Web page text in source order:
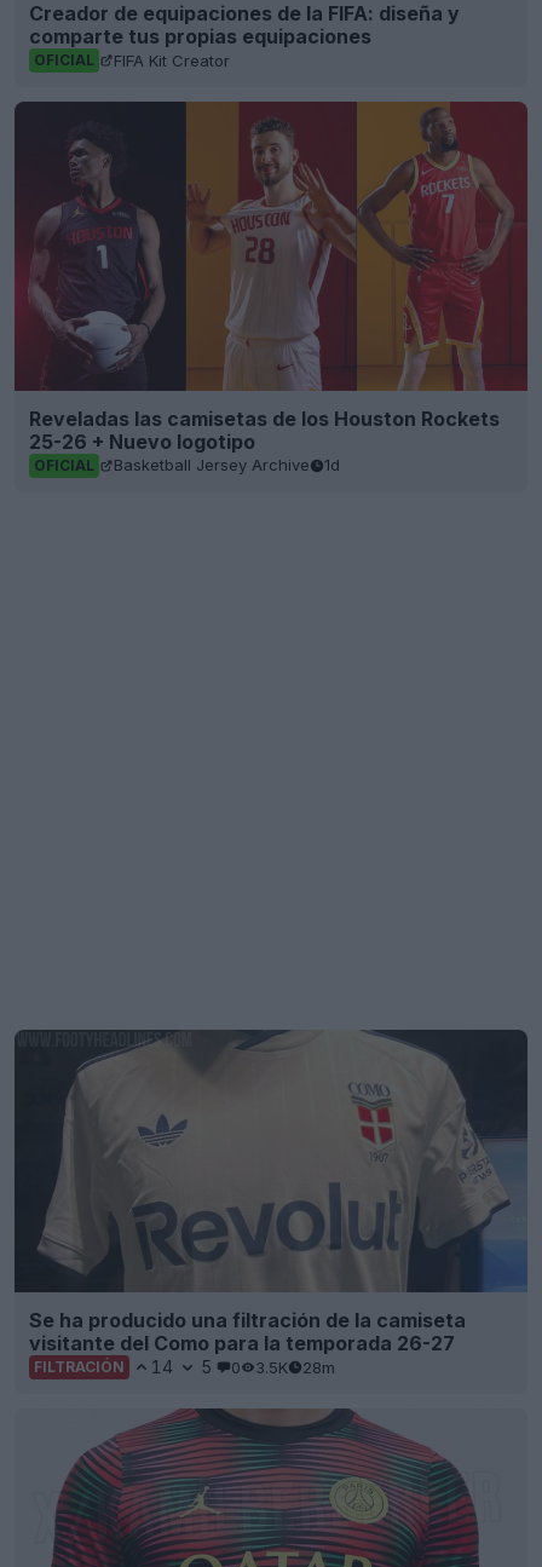
Creador de equipaciones de la FIFA: diseña y
comparte tus propias equipaciones
OFICIAL FIFA Kit Creator
Reveladas las camisetas de los Houston Rockets
25-26 + Nuevo logotipo
OFICIAL Basketball Jersey Archive 1d
Se ha producido una filtración de la camiseta
visitante del Como para la temporada 26-27
FILTRACIÓN 14 5 0 3.5K 28m